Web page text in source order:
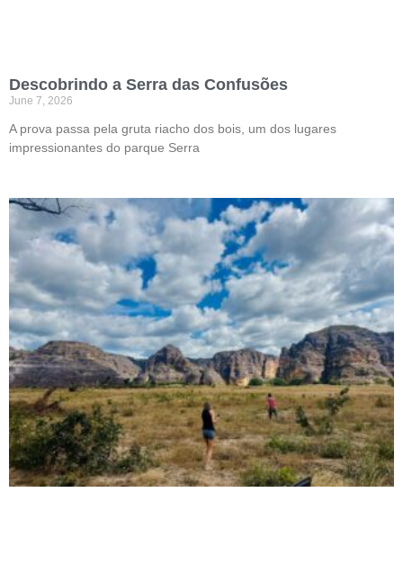
Descobrindo a Serra das Confusões
June 7, 2026
A prova passa pela gruta riacho dos bois, um dos lugares
impressionantes do parque Serra